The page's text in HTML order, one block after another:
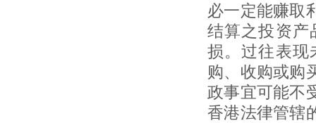
必一定能赚取
结算之投资产
损。过往表现
购、收购或购
政事宜可能不
香港法律管辖